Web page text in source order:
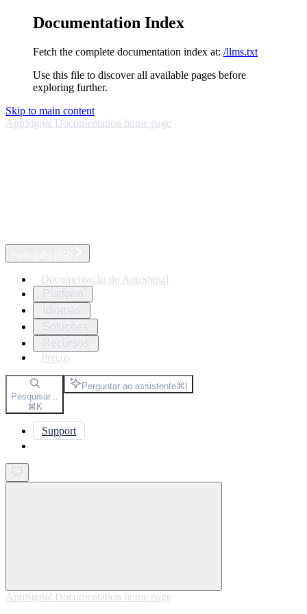
Documentation Index
Fetch the complete documentation index at: /llms.txt
Use this file to discover all available pages before
exploring further.
Skip to main content
AppSignal Documentation home page
Documentação do AppSignal
Preços
Pesquisar...
⌘K
Perguntar ao assistente⌘I
Support
AppSignal Documentation home page